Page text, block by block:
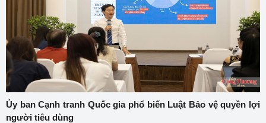
Ủy ban Cạnh tranh Quốc gia phổ biến Luật Bảo vệ quyền lợi
người tiêu dùng